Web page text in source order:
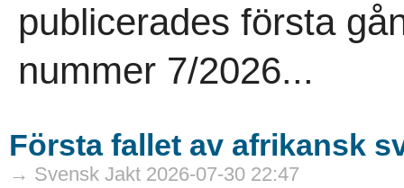
publicerades första
nummer 7/2026...
Första fallet av afrikansk
→ Svensk Jakt 2026-07-30 22:47